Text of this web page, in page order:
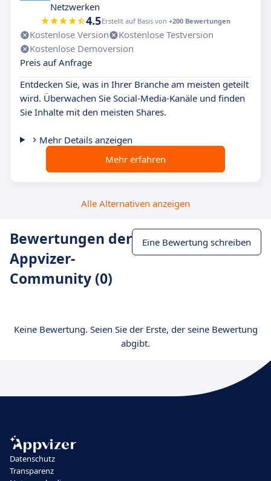
Netzwerken
4.5Erstellt auf Basis von +200 Bewertungen
Kostenlose Version
Kostenlose Testversion
Kostenlose Demoversion
Preis auf Anfrage
Entdecken Sie, was in Ihrer Branche am meisten geteilt
wird. Überwachen Sie Social-Media-Kanäle und finden
Sie Inhalte mit den meisten Shares.
Mehr Details anzeigen
Mehr erfahren
Alle Alternativen anzeigen
Bewertungen der
Appvizer-
Community (0)
Eine Bewertung schreiben
Keine Bewertung. Seien Sie der Erste, der seine Bewertung
abgibt.
Datenschutz
Transparenz